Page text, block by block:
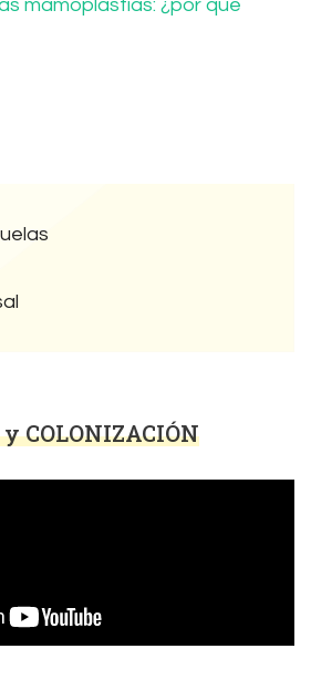
mamoplastias: ¿por qué
COLONIZACIÓN